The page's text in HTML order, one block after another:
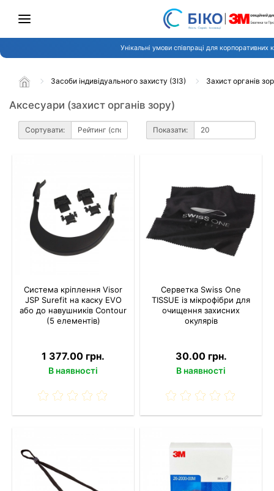
Унікальні умови співпраці для корпоративних
Засоби індивідуального захисту (ЗІЗ) Захист органів
Аксесуари (захист органів зору)
Сортувати: Показати:
Система кріплення Visor
JSP Surefit на каску EVO
або до навушників Contour
(5 елементів)
1 377.00 грн.
В наявності
Серветка Swiss One
TISSUE із мікрофібри для
очищення захисних
окулярів
30.00 грн.
В наявності